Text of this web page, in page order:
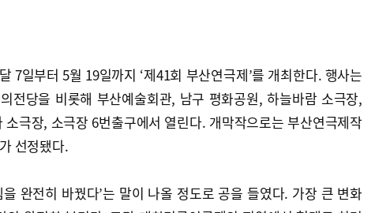
7일부터 5월 19일까지 ‘제41회 부산연극제’를 개최한다. 행사는
전당을 비롯해 부산예술회관, 남구 평화공원, 하늘바람 소극장,
극장, 소극장 6번출구에서 열린다. 개막작으로는 부산연극제작
선정됐다.
완전히 바꿨다’는 말이 나올 정도로 공을 들였다. 가장 큰 변화